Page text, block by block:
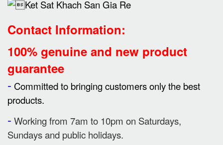
Contact Information:
100% genuine and new product
guarantee
- Committed to bringing customers only the best
products.
- Working from 7am to 10pm on Saturdays,
Sundays and public holidays.